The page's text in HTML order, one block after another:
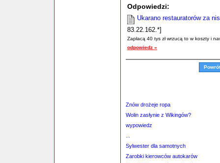
Odpowiedzi:
Ukarano restauratorów za
83.22.162.*]
Zapłacą 40 tys zł wrzucą to w koszty i
odpowiedz »
Znów drożeje ropa
Wolin zasłynie z Wikingów?
wypowiedz
Sylwester dla samotnych
Zarobki kierowców autokarów